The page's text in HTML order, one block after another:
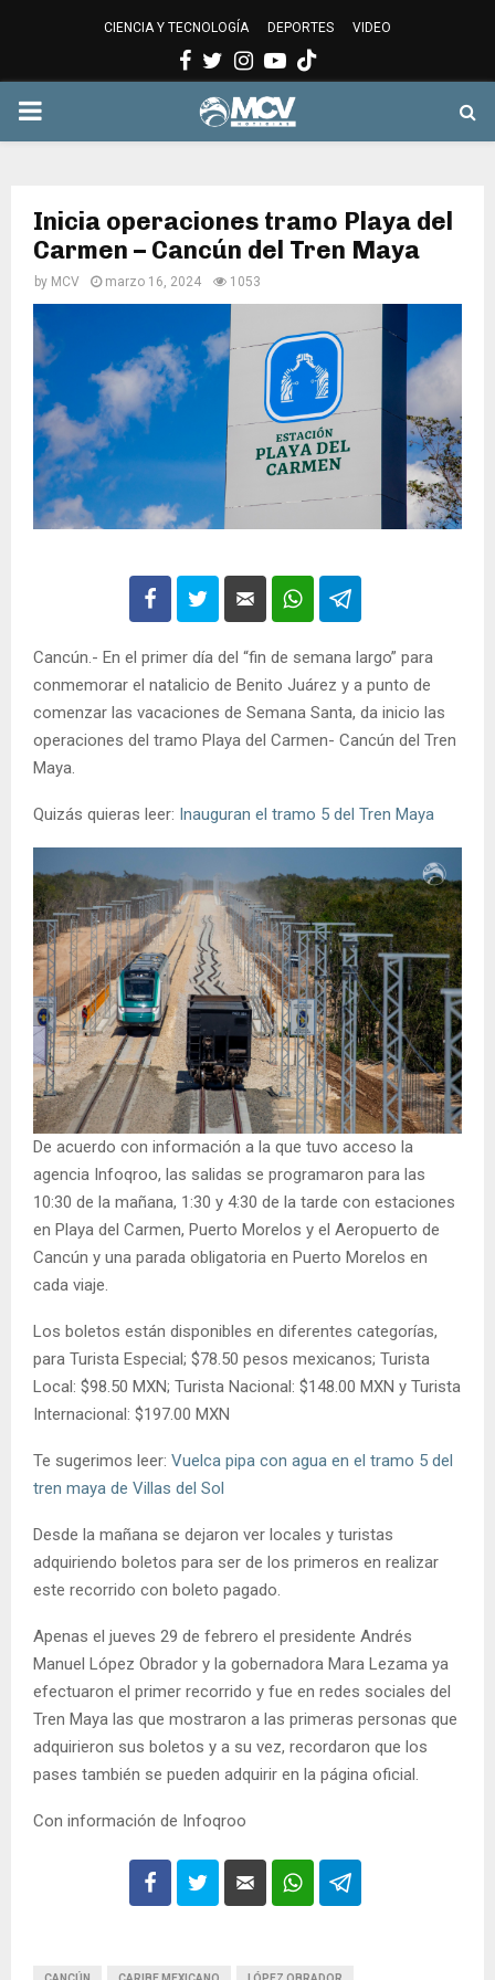
CIENCIA Y TECNOLOGÍA DEPORTES VIDEO
Facebook
Twitter
Instagram
Youtube
PRIMARY
Inicia operaciones tramo Playa del
Carmen – Cancún del Tren Maya
by MCV marzo 16, 2024 1053
Cancún.- En el primer día del “fin de semana largo” para
conmemorar el natalicio de Benito Juárez y a punto de
comenzar las vacaciones de Semana Santa, da inicio las
operaciones del tramo Playa del Carmen- Cancún del Tren
Maya.
Quizás quieras leer: Inauguran el tramo 5 del Tren Maya
De acuerdo con información a la que tuvo acceso la
agencia Infoqroo, las salidas se programaron para las
10:30 de la mañana, 1:30 y 4:30 de la tarde con estaciones
en Playa del Carmen, Puerto Morelos y el Aeropuerto de
Cancún y una parada obligatoria en Puerto Morelos en
cada viaje.
Los boletos están disponibles en diferentes categorías,
para Turista Especial; $78.50 pesos mexicanos; Turista
Local: $98.50 MXN; Turista Nacional: $148.00 MXN y Turista
Internacional: $197.00 MXN
Te sugerimos leer: Vuelca pipa con agua en el tramo 5 del
tren maya de Villas del Sol
Desde la mañana se dejaron ver locales y turistas
adquiriendo boletos para ser de los primeros en realizar
este recorrido con boleto pagado.
Apenas el jueves 29 de febrero el presidente Andrés
Manuel López Obrador y la gobernadora Mara Lezama ya
efectuaron el primer recorrido y fue en redes sociales del
Tren Maya las que mostraron a las primeras personas que
adquirieron sus boletos y a su vez, recordaron que los
pases también se pueden adquirir en la página oficial.
Con información de Infoqroo